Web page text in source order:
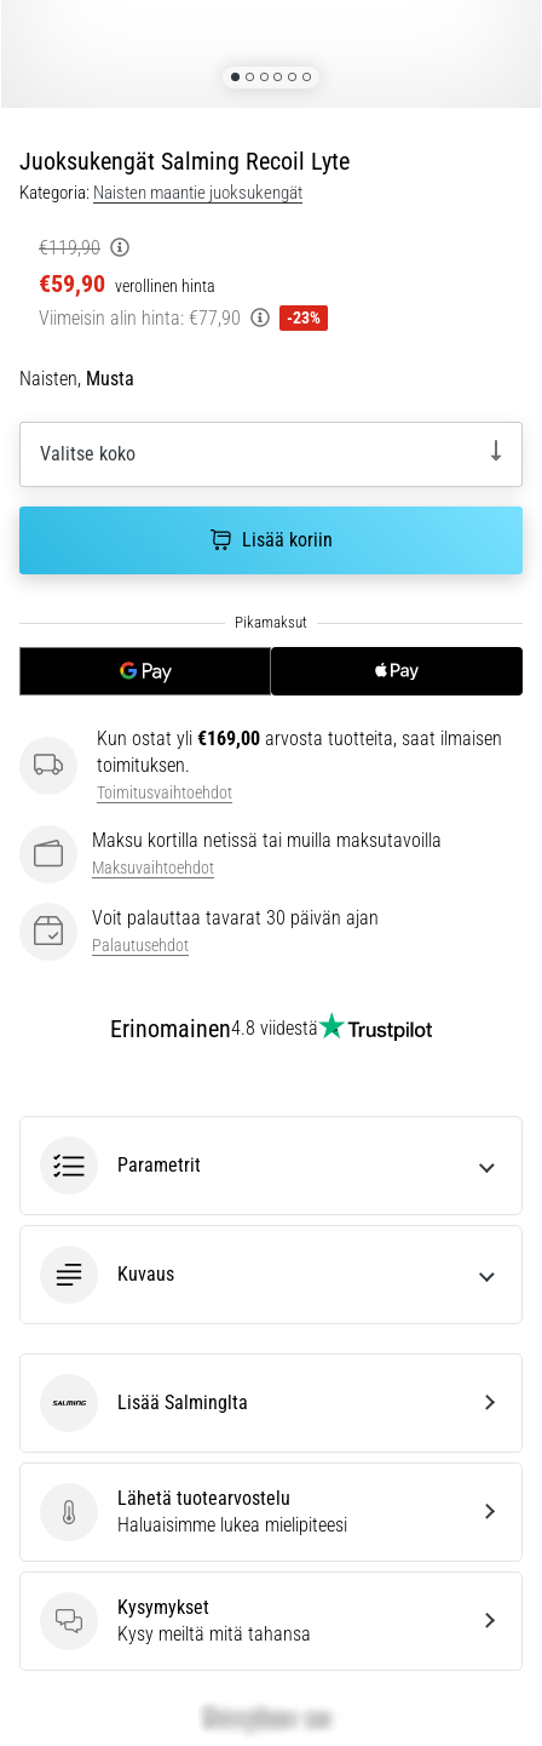
Käytännössä
sukkulajuoksu
nopeutta,
ketteryyttä
suunnanmuutoksia.
se
oikein,
missä
sitä…
•
Juoksijan
syyt,
ja
ennaltaehkäisy
Juoksijan
iliotibiaalisen
jänteen
oireyhtymä
juoksijoiden
keskuudessa.
Näytä
kaikki
Juoksukengät Salming Recoil Lyte
Kategoria: Naisten maantie juoksukengät
€119,90
€59,90 verollinen hinta
Viimeisin alin hinta: €77,90 -23%
Naisten, Musta
Valitse koko
Lisää koriin
Kun ostat yli €169,00 arvosta tuotteita, saat ilmaisen
toimituksen.
Toimitusvaihtoehdot
Maksu kortilla netissä tai muilla maksutavoilla
Maksuvaihtoehdot
Voit palauttaa tavarat 30 päivän ajan
Palautusehdot
Erinomainen4.8 viidestä
Parametrit
Kuvaus
Lähetä tuotearvostelu
Lähetä tuotearvostelu
Haluaisimme lukea mielipiteesi
Kysymykset
Kysymykset
Kysy meiltä mitä tahansa
SalmingLisää Salminglta